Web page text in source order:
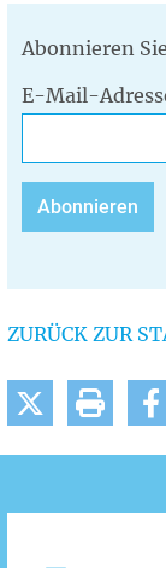
Abonnieren
E-Mail-
ZURÜCK ZUR